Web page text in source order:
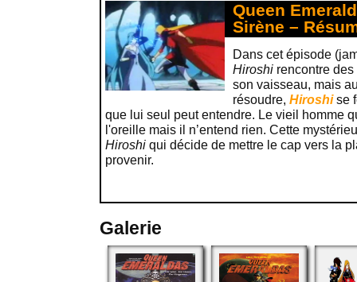
Queen
Sirène –
Dans cet épisode
Hiroshi rencontre
son vaisseau, mais
résoudre, Hiroshise
que lui seul peut entendre. Le vieil homme
l'oreille mais il n’entend rien. Cette
Hiroshi qui décide de mettre le cap vers la
provenir.
Galerie